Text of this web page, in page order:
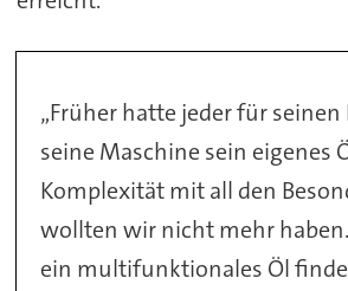
„Früher hatte jeder für seinen
seine Maschine sein eigenes
Komplexität mit all den
wollten wir nicht mehr
ein multifunktionales Öl